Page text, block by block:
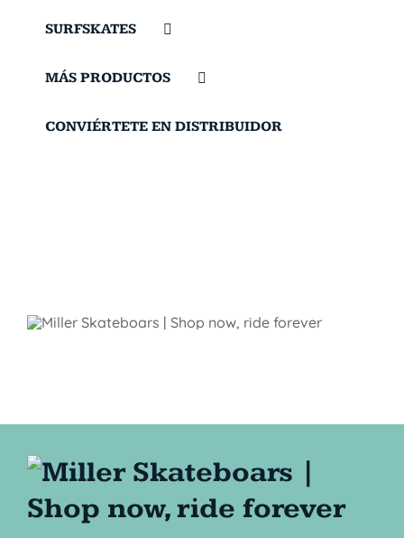
SURFSKATES
MÁS PRODUCTOS
CONVIÉRTETE EN DISTRIBUIDOR